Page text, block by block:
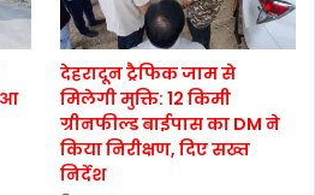
देहरादून ट्रैफिक जाम से
मिलेगी मुक्ति: 12 किमी
ग्रीनफील्ड बाईपास का DM ने
किया निरीक्षण, दिए सख्त
निर्देश